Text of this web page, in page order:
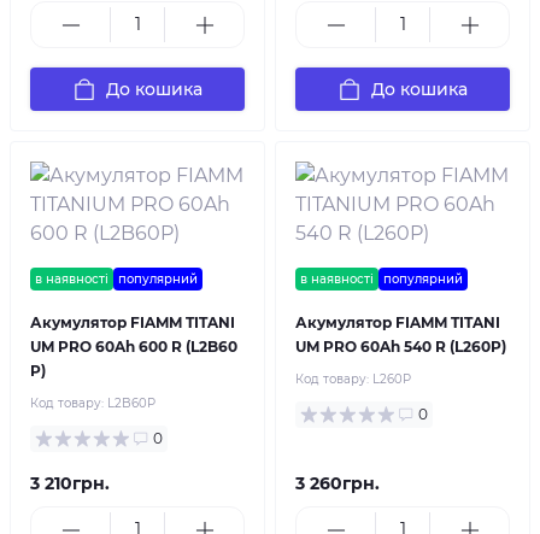
До кошика До кошика
в наявності популярний
Акумулятор FIAMM TITANI
UM PRO 60Ah 600 R (L2B60
P)
Код товару: L2B60P
0
3 210грн.
в наявності популярний
Акумулятор FIAMM TITANI
UM PRO 60Ah 540 R (L260P)
Код товару: L260P
0
3 260грн.